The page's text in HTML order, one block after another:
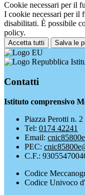
Cookie necessari per il
I cookie necessari per il
disabilitati. È possibile
policy.
Accetta tutti Salva le
Contatti
Istituto comprensivo
Piazza Perotti n.
Tel: 0174 42241
Email:
PEC:
C.F.:
Codice
Codice Univoco